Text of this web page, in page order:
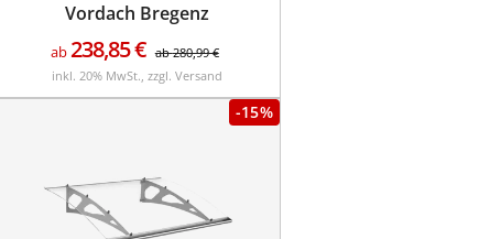
Vordach Bregenz
ab238,85€ ab280,99€
inkl. 20% MwSt., zzgl. Versand
-15%